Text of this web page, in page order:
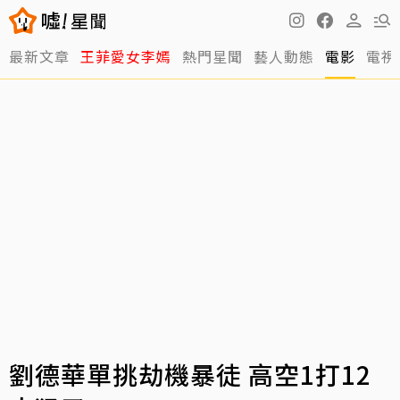
最新文章 王菲愛女李嫣 熱門星聞 藝人動態 電影 電視
劉德華單挑劫機暴徒 高空1打12